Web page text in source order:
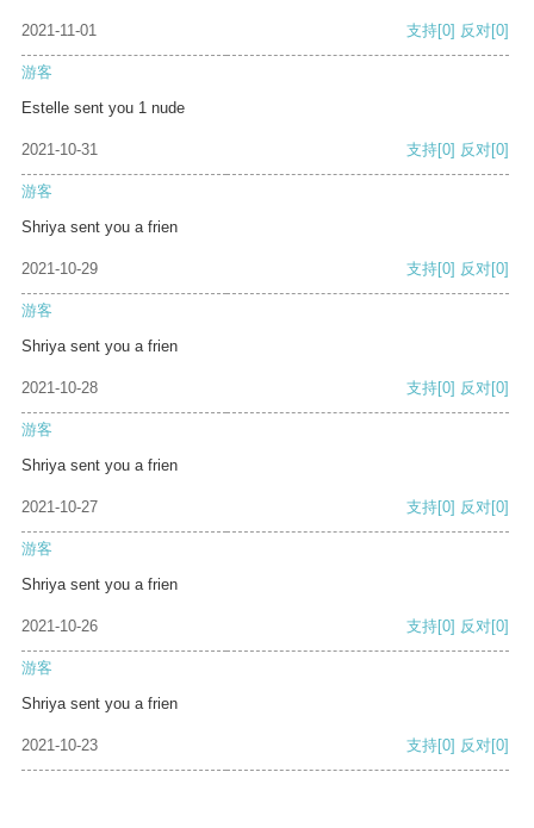
2021-11-01 支持[0] 反对[0]
游客
Estelle sent you 1 nude
2021-10-31 支持[0] 反对[0]
游客
Shriya sent you a frien
2021-10-29 支持[0] 反对[0]
游客
Shriya sent you a frien
2021-10-28 支持[0] 反对[0]
游客
Shriya sent you a frien
2021-10-27 支持[0] 反对[0]
游客
Shriya sent you a frien
2021-10-26 支持[0] 反对[0]
游客
Shriya sent you a frien
2021-10-23 支持[0] 反对[0]